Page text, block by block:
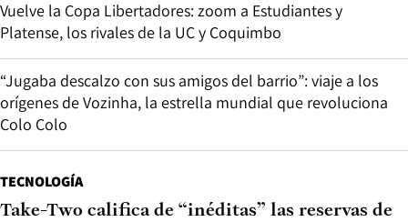
Vuelve la Copa Libertadores: zoom a Estudiantes y
Platense, los rivales de la UC y Coquimbo
“Jugaba descalzo con sus amigos del barrio”: viaje a los
orígenes de Vozinha, la estrella mundial que revoluciona
Colo Colo
TECNOLOGÍA
Take-Two califica de “inéditas” las reservas de